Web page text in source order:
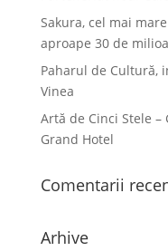
Sakura, cel mai
aproape 30 de
Paharul de Cultură,
Vinea
Artă de Cinci Stele –
Grand Hotel
Comentarii
Arhive